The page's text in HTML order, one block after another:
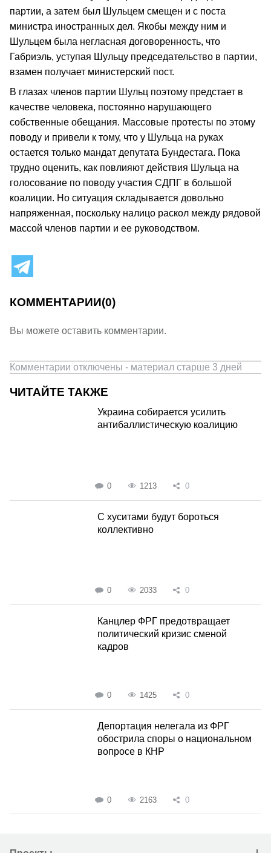
партии, а затем был Шульцем смещен и с поста
министра иностранных дел. Якобы между ним и
Шульцем была негласная договоренность, что
Габриэль, уступая Шульцу председательство в партии,
взамен получает министерский пост.
В глазах членов партии Шульц поэтому предстает в
качестве человека, постоянно нарушающего
собственные обещания. Массовые протесты по этому
поводу и привели к тому, что у Шульца на руках
остается только мандат депутата Бундестага. Пока
трудно оценить, как повлияют действия Шульца на
голосование по поводу участия СДПГ в большой
коалиции. Но ситуация складывается довольно
напряженная, поскольку налицо раскол между рядовой
массой членов партии и ее руководством.
КОММЕНТАРИИ(0)
Вы можете оставить комментарии.
Комментарии отключены - материал старше 3 дней
ЧИТАЙТЕ ТАКЖЕ
Украина собирается усилить
антибаллистическую коалицию
0 1213 0
С хуситами будут бороться
коллективно
0 2033 0
Канцлер ФРГ предотвращает
политический кризис сменой
кадров
0 1425 0
Депортация нелегала из ФРГ
обострила споры о национальном
вопросе в КНР
0 2163 0